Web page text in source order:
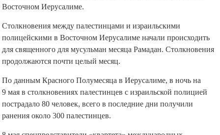
Восточном Иерусалиме.
Столкновения между палестинцами и израильскими
полицейскими в Восточном Иерусалиме начали происходить
для священного для мусульман месяца Рамадан. Столкновения
продолжаются почти целый месяц.
По данным Красного Полумесяца в Иерусалиме, в ночь на
9 мая в столкновениях палестинцев с израильской полицией
пострадало 80 человек, всего в последние дни получили
ранения около 300 палестинцев.